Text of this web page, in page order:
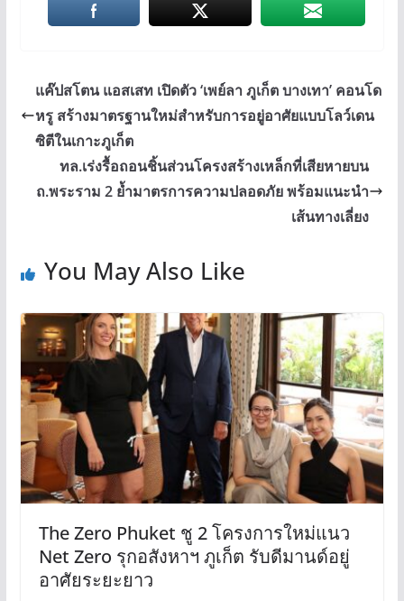
แค๊ปสโตน แอสเสท เปิดตัว ‘เพย์ลา ภูเก็ต บางเทา’ คอนโด
หรู สร้างมาตรฐานใหม่สำหรับการอยู่อาศัยแบบโลว์เดน
ซิตีในเกาะภูเก็ต
ทล.เร่งรื้อถอนชิ้นส่วนโครงสร้างเหล็กที่เสียหายบน
ถ.พระราม 2 ย้ำมาตรการความปลอดภัย พร้อมแนะนำ
เส้นทางเลี่ยง
You May Also Like
The Zero Phuket ชู 2 โครงการใหม่แนว
Net Zero รุกอสังหาฯ ภูเก็ต รับดีมานด์อยู่
อาศัยระยะยาว